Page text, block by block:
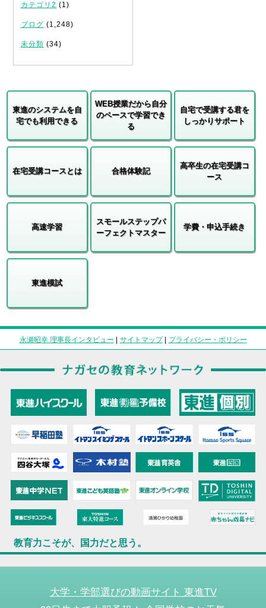
カテゴリ2 (1)
ブログ (1,248)
未分類 (34)
東進のシステムを自
宅でも利用できる
WEB授業だから自分
のペースで学習でき
る
自宅で受講する君を
しっかりサポート
在宅受講コースとは 合格体験記
高卒生の在宅受講コ
ース
高速学習
スモールステップパ
ーフェクトマスター
学費・申込手続き
東進模試
永瀬昭幸 理事長インタビュー | サイトマップ| プライバシー・ポリシー
教育力こそが、国力だと思う。
大学・学部選びの動画サイト 東進TV